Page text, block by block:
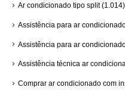
Ar condicionado tipo split(1.014)
Assistência para ar
Assistência para ar
Assistência técnica ar
Comprar ar condicionado com